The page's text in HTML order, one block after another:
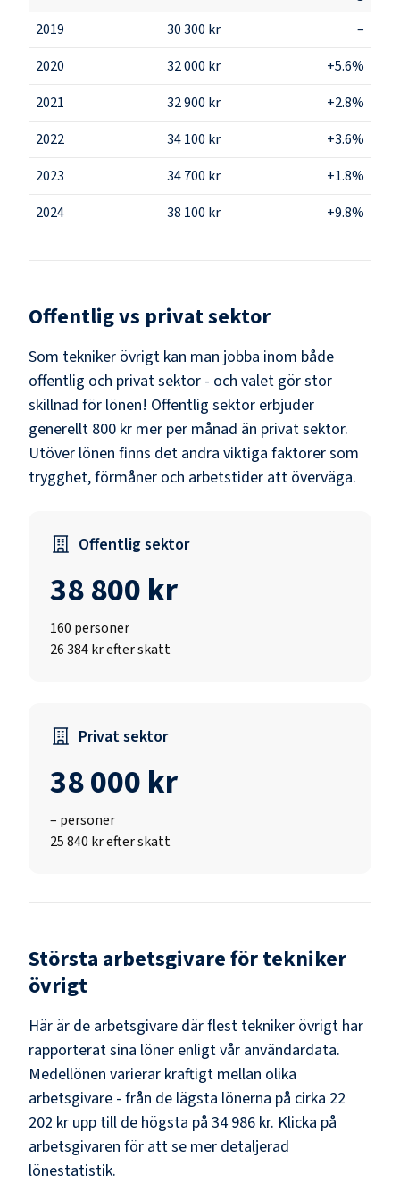
2019
30 300 kr
–
2020
32 000 kr
+5.6%
2021
32 900 kr
+2.8%
2022
34 100 kr
+3.6%
2023
34 700 kr
+1.8%
2024
38 100 kr +9.8%
Offentlig vs privat sektor
Som tekniker övrigt kan man jobba inom både
offentlig och privat sektor - och valet gör stor
skillnad för lönen! Offentlig sektor erbjuder
generellt 800 kr mer per månad än privat sektor.
Utöver lönen finns det andra viktiga faktorer som
trygghet, förmåner och arbetstider att överväga.
Offentlig sektor
38 800 kr
160 personer
26 384 kr efter skatt
Privat sektor
38 000 kr
– personer
25 840 kr efter skatt
Största arbetsgivare förtekniker
övrigt
Här är de arbetsgivare där flest tekniker övrigt har
rapporterat sina löner enligt vår användardata.
Medellönen varierar kraftigt mellan olika
arbetsgivare - från de lägsta lönerna på cirka 22
202 kr upp till de högsta på 34 986 kr. Klicka på
arbetsgivaren för att se mer detaljerad
lönestatistik.